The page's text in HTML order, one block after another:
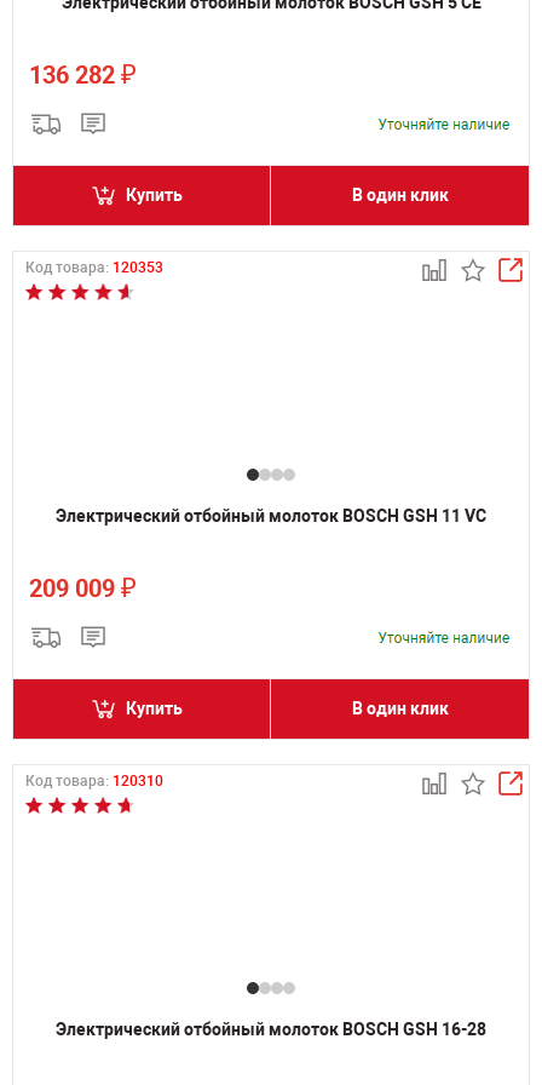
136 282 ₽
Купить В один клик
Код товара: 120353
Электрический отбойный молоток BOSCH GSH 11 VC
209 009 ₽
Купить В один клик
Код товара: 120310
Электрический отбойный молоток BOSCH GSH 16-28